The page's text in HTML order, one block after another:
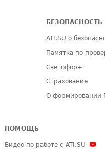
БЕЗОПАСНОСТЬ
ATI.SU о
Памятка по
Светофор+
Страхование
О формировании
ПОМОЩЬ
Видео по работе с ATI.SU